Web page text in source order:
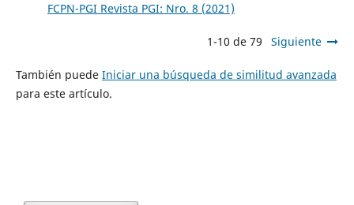
FCPN-PGI Revista PGI: Nro. 8 (2021)
1-10 de 79 Siguiente
También puede Iniciar una búsqueda de similitud avanzada
para este artículo.